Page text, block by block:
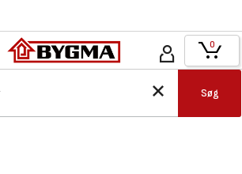
Søg
0